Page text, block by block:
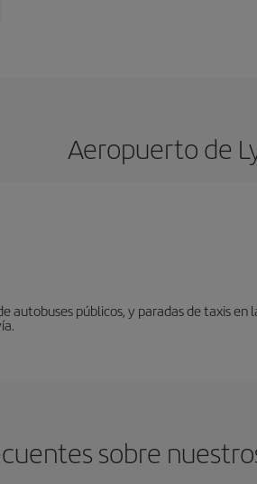
Aeropuerto de
autobuses públicos, y paradas de taxis
sobre